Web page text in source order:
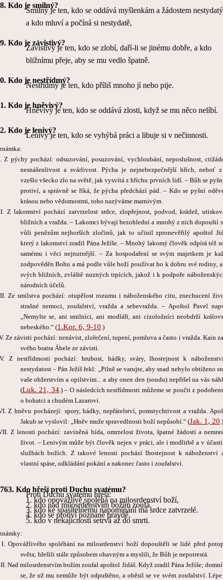
Kdo je smilný?
Smilný je ten, kdo se oddává myšlenkám a žádostem
a kdo mluví a počíná si nestydatě,
Kdo je závistivý?
Závistivý je ten, kdo se zlobí, daří-li se jinému dobře, a kdo
bližnímu přeje, aby se mu vedlo špatně.
Kdo je nestřídmý?
Nestřídmý je ten, kdo příliš mnoho jí nebo pije.
Kdo je hněvivý?
Hněvivý je ten, kdo se oddává zlosti, když se mu něco nelíbí.
Kdo je lenivý?
Lenivý je ten, kdo se vyhýbá práci a libuje si v nečinnosti.
Z pýchy pochází: odsuzování, posuzování, vychloubání, neposlušnost,
nesnášenlivost a svárlivost. Pýcha je nejnebezpečnější hřích, neboť
vzešlo všecko zlo na světě, jak vysvítá z hříchu prvních lidí. – Bůh se
protiví, a správně se říká, že pýcha předchází pád. – Kdo se pyšní
krásou nebo vědomostmi, toho nazýváme marnivým.
Z lakomství pochází zatvrzelost srdce, zlopřejnost, podvod, krádež,
bližních a vražda. – Lakomci bývají bezohlední a mnohý z nich dopouští
vůli penězům nejhorších zločinů, jak to učinil zpronevěřilý apoštol
který z lakomství zradil Pána Ježíše. – Mnohý lakomý člověk odpírá též
samému i věci nejnutnější. – Za hospodaření se svým majetkem je
zodpověděn Bohu a má podle vůle boží používat ho k dobru své rodiny,
svých bližních, zvláště nuzných trpících, jakož i k podpoře
národních účelů.
Ze smilstva pochází: otupělost rozumu i náboženského citu, znechucení
strašné nemoci, zoufalství, vražda a sebevražda. – Apoštol Pavel
„Nemylte se, ani smilníci, ani modláři, ani cizoložníci neobdrží
nebeského.“ (1.Kor. 6, 9-10 .)
Ze závisti pochází: nenávist, zlořečení, tupení, pomluva a často i vražda. Kain
svého bratra Ábele ze závisti.
Z nestřídmosti pochází: hrubost, hádky, sváry, lhostejnost k
nestydatost – Pán Ježíš řekl: „Pilně se varujte, aby snad nebylo obtíženo
vaše obžerstvím a opilstvím... a aby onen den (soudu) nepřišel na vás
(Luk. 21, 34.) – O následcích nestřídmosti můžeme se poučit z
o bohatci a chudém Lazarovi.
Z hněvu pocházejí: spory, hádky, nepřátelství, pomstychtivost a vražda.
Jakub se vyslovil: „Hněv muže spravedlnosti boží nepůsobí.“ (Jak. 1, 20 .)
Z lenosti pochází: zaviněná bída, omrzelost života, špatné žádosti a
život. – Lenivým může být člověk nejen v práci, ale i modlitbě a v
službách božích. Z takové lenosti pochází lhostejnost k náboženství
vlastní spáse, odkládání pokání a nakonec často i zoufalství.
Kdo hřeší proti Duchu svatému?
Proti Duchu svatému hřeší:
1.kdo opovážlivě spoléhá na milosrdenství boží,
2.kdo nad milosrdenstvím božím zoufá,
3.kdo ke spasitelnému napomínání má srdce zatvrzelé.
4.kdo se protiví poznané pravdě,
5.kdo v nekajícnosti setrvá až do smrti.
Opovážlivého spoléhání na milosrdenství boží dopouštěli se lidé před
světa; hřešili stále způsobem ohavným a myslili, že Bůh je nepotrestá.
Nad milosrdenstvím božím zoufal apoštol Jidáš. Když zradil Pána Ježíše;
se, že už mu nemůže být odpuštěno, a oběsil se ve svém zoufalství.